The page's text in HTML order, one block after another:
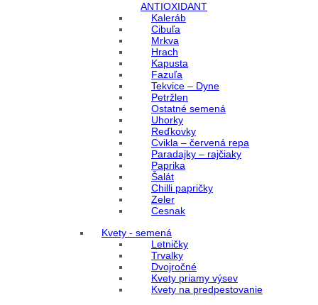
ANTIOXIDANT
Kaleráb
Cibuľa
Mrkva
Hrach
Kapusta
Fazuľa
Tekvice – Dyne
Petržlen
Ostatné semená
Uhorky
Reďkovky
Cvikla – červená repa
Paradajky – rajčiaky
Paprika
Šalát
Chilli papričky
Zeler
Cesnak
Kvety - semená
Letničky
Trvalky
Dvojročné
Kvety priamy výsev
Kvety na predpestovanie